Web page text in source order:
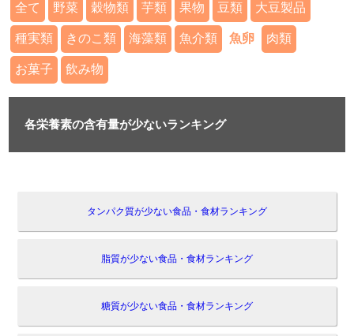
全て 野菜 穀物類 芋類 果物 豆類 大豆製品
種実類 きのこ類 海藻類 魚介類 魚卵 肉類
お菓子 飲み物
各栄養素の含有量が少ないランキング
タンパク質が少ない食品・食材ランキング
脂質が少ない食品・食材ランキング
糖質が少ない食品・食材ランキング